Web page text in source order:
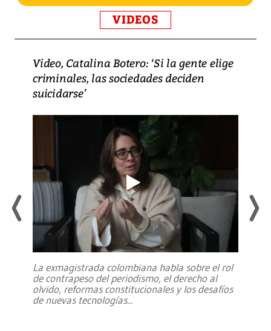
VIDEOS
Video, Catalina Botero: ‘Si la gente elige
criminales, las sociedades deciden
suicidarse’
La exmagistrada colombiana habla sobre el rol
de contrapeso del periodismo, el derecho al
olvido, reformas constitucionales y los desafíos
de nuevas tecnologías...